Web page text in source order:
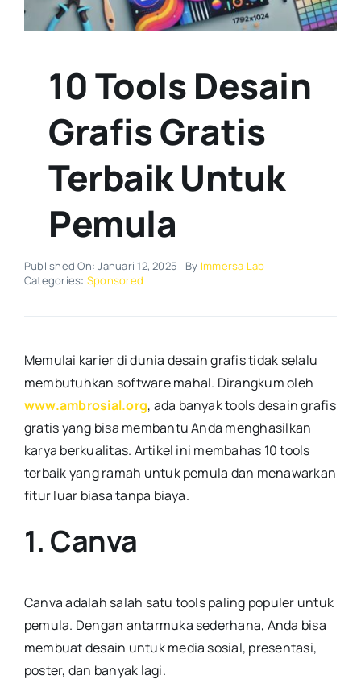
10 Tools Desain
Grafis Gratis
Terbaik Untuk
Pemula
Published On: Januari 12, 2025 By Immersa Lab
Categories: Sponsored
Memulai karier di dunia desain grafis tidak selalu
membutuhkan software mahal. Dirangkum oleh
www.ambrosial.org, ada banyak tools desain grafis
gratis yang bisa membantu Anda menghasilkan
karya berkualitas. Artikel ini membahas 10 tools
terbaik yang ramah untuk pemula dan menawarkan
fitur luar biasa tanpa biaya.
1. Canva
Canva adalah salah satu tools paling populer untuk
pemula. Dengan antarmuka sederhana, Anda bisa
membuat desain untuk media sosial, presentasi,
poster, dan banyak lagi.